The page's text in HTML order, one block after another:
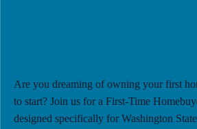
Are you dreaming of owning your first
to start? Join us for a First-Time
designed specifically for Washington